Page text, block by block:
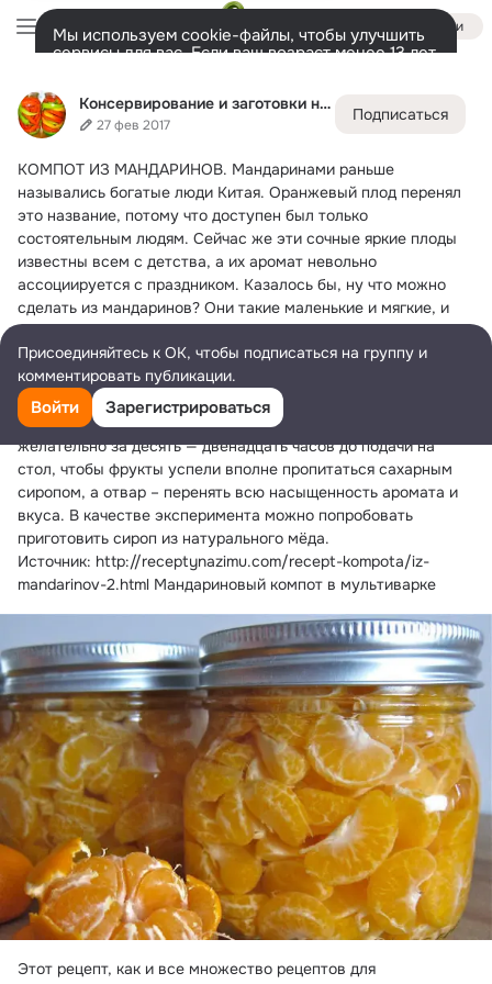
Консервирование и заготовки на зиму.
27 фев 2017
Подписаться
КОМПОТ ИЗ МАНДАРИНОВ. Мандаринами раньше
назывались богатые люди Китая. Оранжевый плод перенял
это название, потому что доступен был только
состоятельным людям. Сейчас же эти сочные яркие плоды
известны всем с детства, а их аромат невольно
ассоциируется с праздником. Казалось бы, ну что можно
сделать из мандаринов? Они такие маленькие и мягкие, и
вкус у них особенный, не во всех сочетаниях проявится. Мы
поможем вам определиться в этом вопросе. Компоты
помогают сохранить всю пользу фруктов и подчеркивают
восхитительный вкус. А утоляют жажду они гораздо лучше
современных газированных напитков. Готовить их
желательно за десять — двенадцать часов до подачи на
стол, чтобы фрукты успели вполне пропитаться сахарным
сиропом, а отвар – перенять всю насыщенность аромата и
вкуса. В качестве эксперимента можно попробовать
приготовить сироп из натурального мёда.
Источник: http://receptynazimu.com/recept-kompota/iz-
mandarinov-2.html Мандариновый компот в мультиварке
Этот рецепт, как и все множество рецептов для
Войти
Мы используем cookie-файлы, чтобы улучшить
сервисы для вас. Если ваш возраст менее 13 лет,
представитель.
Разрешить все
Лента Участники 104K 797 Ещё
Дополнительная
колонка
Всё604 Обсуждаемые
Присоединяйтесь к ОК, чтобы подписаться на группу и
комментировать публикации.
Войти Зарегистрироваться